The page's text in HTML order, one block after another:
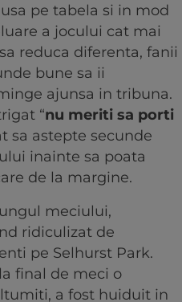
pe tabela si in mod
a jocului cat mai
reduca diferenta, fanii
bune sa ii
ajunsa in tribuna.
“nu meriti sa porti
sa astepte secunde
inainte sa poata
de la margine.
meciului,
ridiculizat de
pe Selhurst Park.
final de meci o
a fost huiduit in